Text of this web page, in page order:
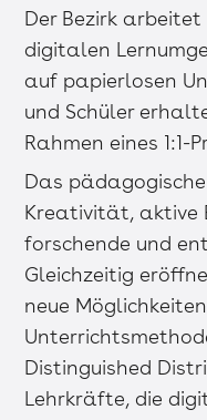
Der Bezirk
digitalen
auf papierlosen
und Schüler
Rahmen eines 1:1-
Das
Kreativität, aktive
forschende und
Gleichzeitig
neue
Distinguished
Lehrkräfte, die